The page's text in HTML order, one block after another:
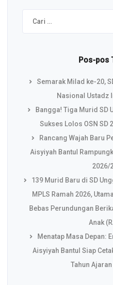
Cari
untuk:
Pos-pos
Semarak Milad ke-20,
Nasional Ustadz
Bangga! Tiga Murid SD
Sukses Lolos OSN SD
Rancang Wajah Baru
Aisyiyah Bantul
2026/
139 Murid Baru di SD
MPLS Ramah 2026,
Bebas Perundungan
Anak
Menatap Masa Depan:
Aisyiyah Bantul Siap
Tahun